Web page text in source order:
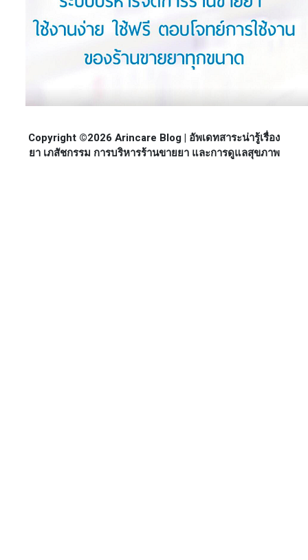
Copyright ©2026 Arincare Blog | อัพเดทสาระน่ารู้เรื่อง
ยา เภสัชกรรม การบริหารร้านขายยา และการดูแลสุขภาพ